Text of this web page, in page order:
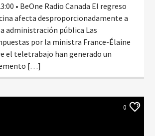
• BeOne Radio Canada El regreso
afecta desproporcionadamente a
administración pública Las
por la ministra France-Élaine
el teletrabajo han generado un
[…]
0